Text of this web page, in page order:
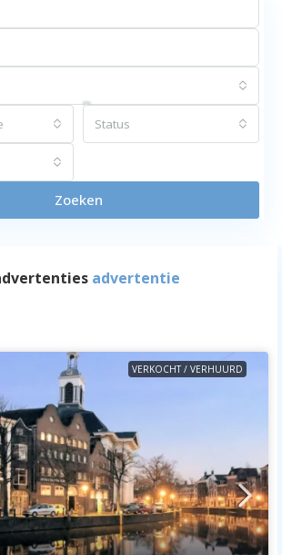
Status
Zoeken
advertentie
VERKOCHT / VERHUURD